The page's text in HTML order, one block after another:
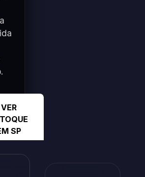
VER
SP